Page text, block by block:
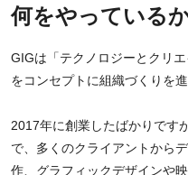
何をやっている
GIGは「テクノロジーとクリ
をコンセプトに組織づくりを進
2017年に創業したばかりです
で、多くのクライアントから
作、グラフィックデザインや